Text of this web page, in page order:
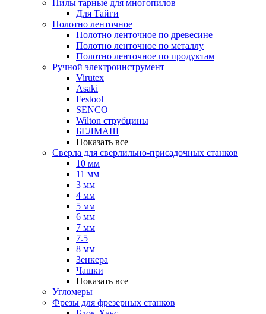
Пилы тарные для многопилов
Для Тайги
Полотно ленточное
Полотно ленточное по древесине
Полотно ленточное по металлу
Полотно ленточное по продуктам
Ручной электроинструмент
Virutex
Asaki
Festool
SENCO
Wilton струбцины
БЕЛМАШ
Показать все
Сверла для сверлильно-присадочных станков
10 мм
11 мм
3 мм
4 мм
5 мм
6 мм
7 мм
7.5
8 мм
Зенкера
Чашки
Показать все
Угломеры
Фрезы для фрезерных станков